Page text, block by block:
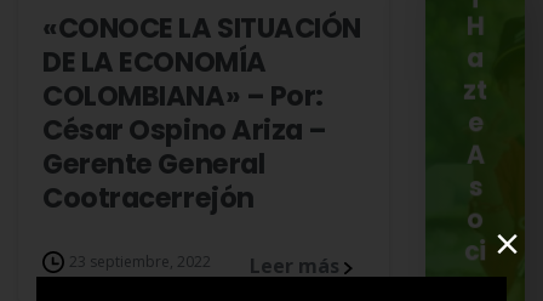
«CONOCE LA SITUACIÓN
DE LA ECONOMÍA
COLOMBIANA» – Por:
César Ospino Ariza –
Gerente General
Cootracerrejón
23 septiembre, 2022 Leer más
H
a
zt
e
A
s
o
ci
a
×